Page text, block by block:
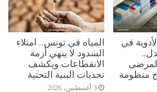
في
منظومة
المياه في تونس.. امتلاء
السدود لا ينهي أزمة
الانقطاعات ويكشف
تحديات البنية التحتية
3 أغسطس، 2026